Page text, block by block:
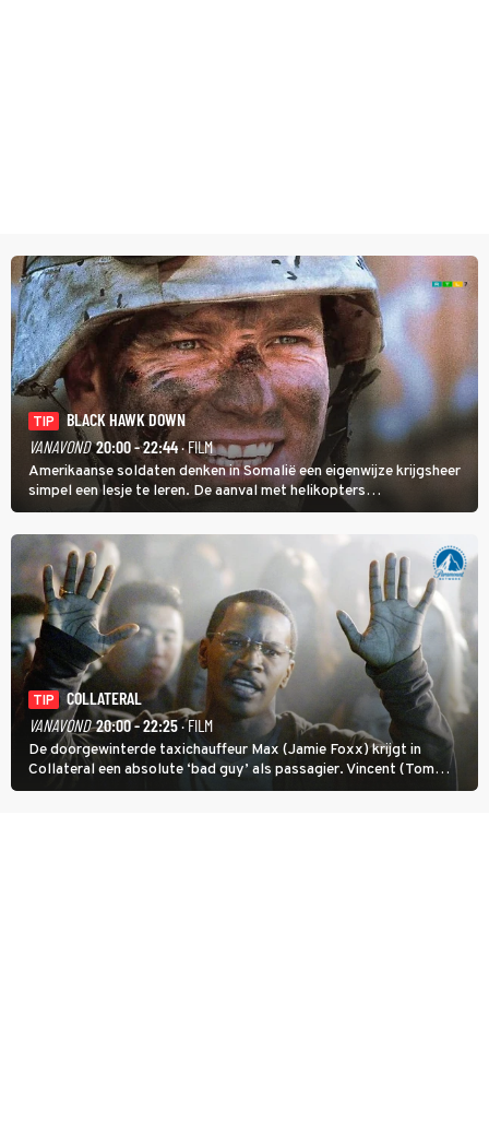
TIP
BLACK HAWK DOWN
VANAVOND 20:00 - 22:44· FILM
Amerikaanse soldaten denken in Somalië een eigenwijze krijgsheer
simpel een lesje te leren. De aanval met helikopters
verloopt in Black Hawk down dramatisch.
TIP
COLLATERAL
VANAVOND 20:00 - 22:25· FILM
De doorgewinterde taxichauffeur Max (Jamie Foxx) krijgt in
Collateral een absolute ‘bad guy’ als passagier. Vincent (Tom
Cruise) heeft hem nodig om hem de stad door te loodsen om een